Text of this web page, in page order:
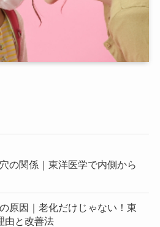
の関係｜東洋医学で内側から
原因｜老化だけじゃない！東
由と改善法